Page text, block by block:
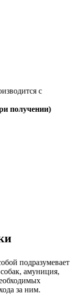
с
получении)
подразумевает
амуниция,
за ним.